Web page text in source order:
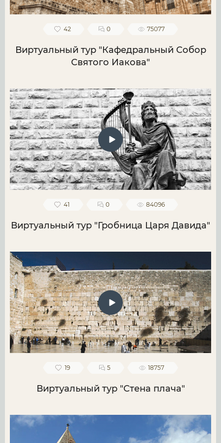
42 0 75077
Виртуальный тур "Кафедральный Собор
Святого Иакова"
41 0 84096
Виртуальный тур "Гробница Царя Давида"
19 5 18757
Виртуальный тур "Стена плача"